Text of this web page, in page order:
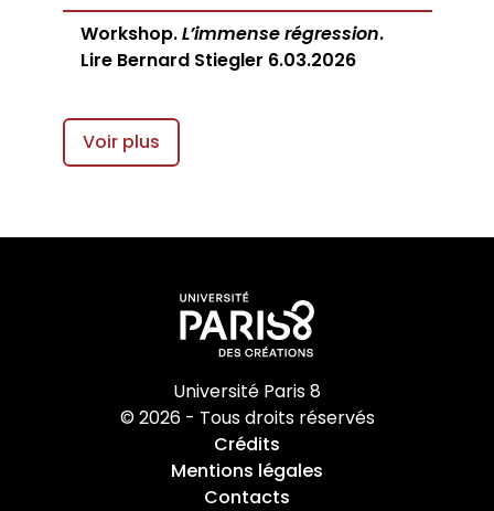
Workshop.L’immense régression.
Lire Bernard Stiegler 6.03.2026
Voir plus
Université Paris 8
© 2026 - Tous droits réservés
Crédits
Mentions légales
Contacts